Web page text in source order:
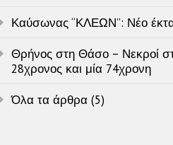
Καύσωνας “ΚΛΕΩΝ”: Νέο
Θρήνος στη Θάσο – Νεκροί
28χρονος και μία 74χρονη
Όλα τα άρθρα (5)